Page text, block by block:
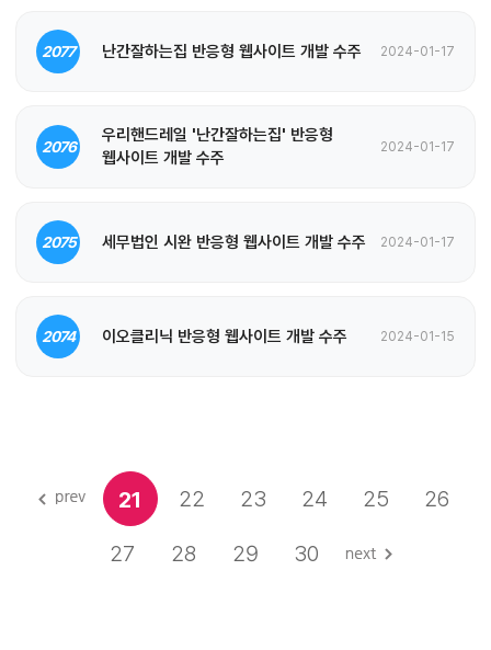
2077 난간잘하는집 반응형 웹사이트 개발 수주 2024-01-17
2076
우리핸드레일 '난간잘하는집' 반응형
웹사이트 개발 수주
2024-01-17
2075 세무법인 시완 반응형 웹사이트 개발 수주 2024-01-17
2074 이오클리닉 반응형 웹사이트 개발 수주 2024-01-15
21 22 23 24 25 26
27 28 29 30